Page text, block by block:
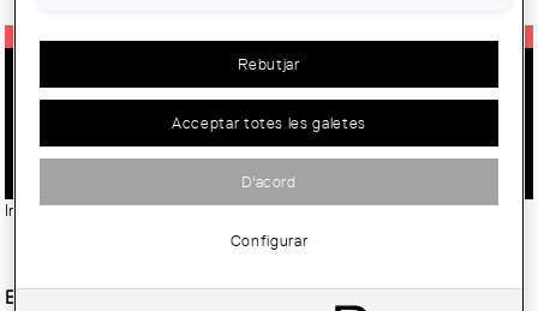
CONFERÈNCIA "ARQUITECTURA DE
COOPERACIÓ A UGANDA"
Imatge:@ COAC Lleida
Entitat Organitzadora :COAC
Rebutjar
Acceptar totes les galetes
D'acord
Configurar